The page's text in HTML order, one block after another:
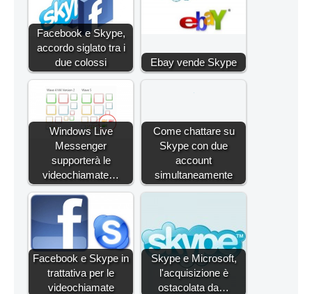
Facebook e Skype,
accordo siglato tra i
due colossi
Ebay vende Skype
Windows Live
Messenger
supporterà le
videochiamate…
Come chattare su
Skype con due
account
simultaneamente
Facebook e Skype in
trattativa per le
videochiamate
Skype e Microsoft,
l'acquisizione è
ostacolata da…